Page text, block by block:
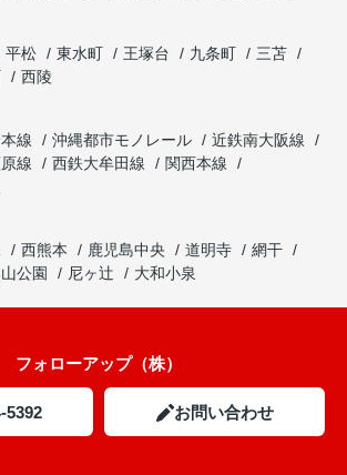
平松 東水町 王塚台 九条町
三苫
西陵
線 沖縄都市モノレール
近鉄南大阪線
線 西鉄大牟田線
関西本線
西熊本 鹿児島中央 道明寺
網干
公園 尼ヶ辻 大和小泉
フォローアップ（株）
5392 お問い合わせ